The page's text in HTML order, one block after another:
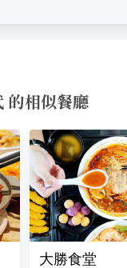
相似餐廳
大勝食堂